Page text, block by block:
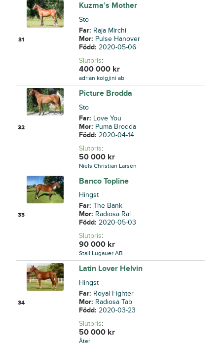
31
Kuzma’s Mother
Sto
Far: Raja Mirchi
Mor: Pulse Hanover
Född:2020-05-06
Slutpris:
400 000 kr
adrian kolgjini ab
32
Picture Brodda
Sto
Far: Love You
Mor: Puma Brodda
Född:2020-04-14
Slutpris:
50 000 kr
Niels Christian Larsen
33
Banco Topline
Hingst
Far:The Bank
Mor: Radiosa Ral
Född:2020-05-03
Slutpris:
90 000 kr
Stall Lugauer AB
34
Latin Lover Helvin
Hingst
Far: Royal Fighter
Mor: Radiosa Tab
Född:2020-03-23
Slutpris:
50 000 kr
Åter